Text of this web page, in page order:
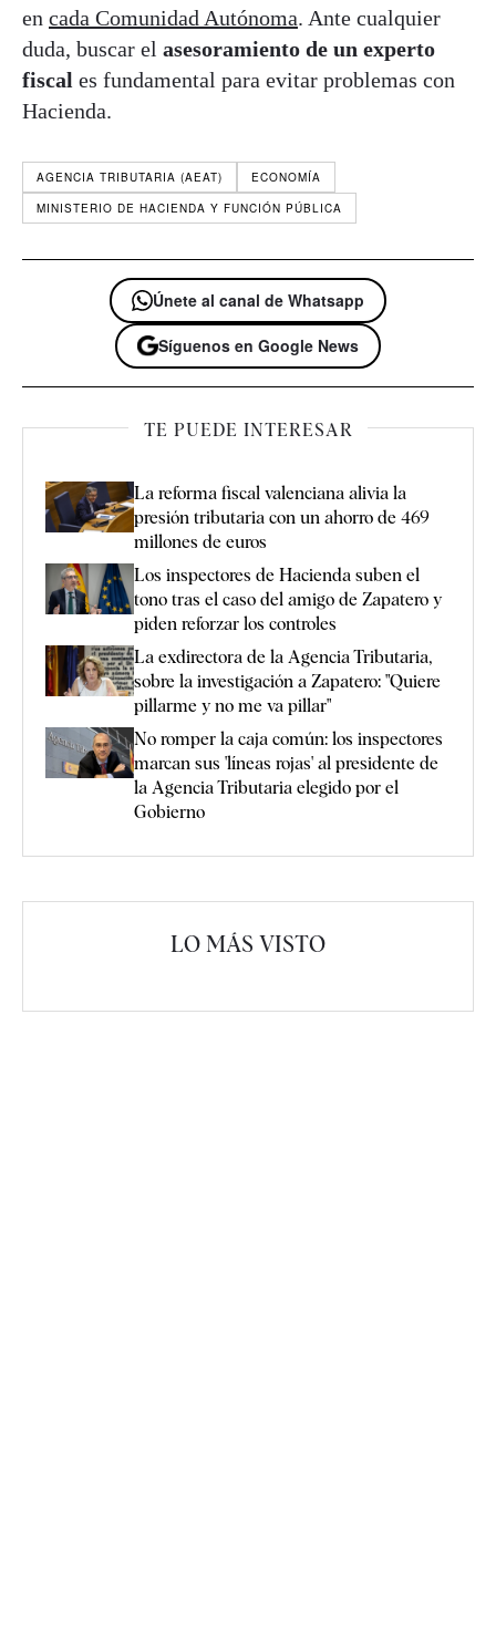
en cada Comunidad Autónoma. Ante cualquier
duda, buscar el asesoramiento de un experto
fiscal es fundamental para evitar problemas con
Hacienda.
AGENCIA TRIBUTARIA (AEAT)
ECONOMÍA
MINISTERIO DE HACIENDA Y FUNCIÓN PÚBLICA
Únete al canal de Whatsapp
Síguenos en Google News
TE PUEDE INTERESAR
La reforma fiscal valenciana alivia la
presión tributaria con un ahorro de 469
millones de euros
Los inspectores de Hacienda suben el
tono tras el caso del amigo de Zapatero y
piden reforzar los controles
La exdirectora de la Agencia Tributaria,
sobre la investigación a Zapatero: "Quiere
pillarme y no me va pillar"
No romper la caja común: los inspectores
marcan sus 'líneas rojas' al presidente de
la Agencia Tributaria elegido por el
Gobierno
LO MÁS VISTO